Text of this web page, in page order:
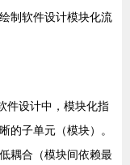
制软件设计模块化流
件设计中，模块化指
的子单元（模块）。
耦合（模块间依赖最